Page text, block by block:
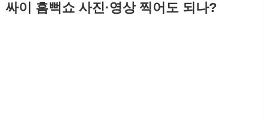
싸이 흠뻑쇼 사진·영상 찍어도 되나?